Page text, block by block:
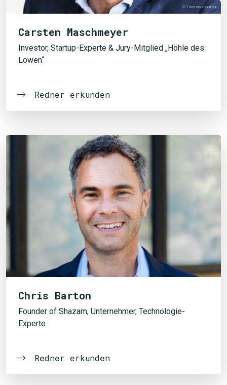
© Thomas von Aagh
Carsten Maschmeyer
Investor, Startup-Experte & Jury-Mitglied „Höhle des
Löwen“
Redner erkunden
Chris Barton
Founder of Shazam, Unternehmer, Technologie-
Experte
Redner erkunden